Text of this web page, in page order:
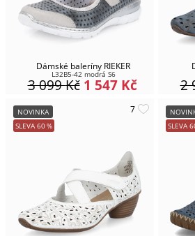
Dámské baleríny RIEKER
L32B5-42 modrá S6
1 547 Kč
3 099Kč 2
NOVINKA
SLEVA 60%
SLEVA